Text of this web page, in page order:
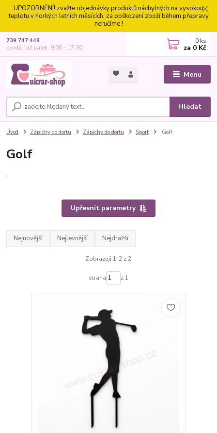
UPOZORNĚNÍ! zvažte objednávky produktů náchylných na vysokou
teplotu v horkých letních měsících, za poškození zboží během přepravy
neručíme !
Menu
Hledat
739 747 448
pondělí až pátek: 9:00 - 17:30
0 ks
za 0 Kč
Úvod Zápichy do dortu Zápichy do dortu Sport Golf
Golf
.
Upřesnit parametry
Nejnovější Nejlevnější Nejdražší
Zobrazuji 1-2 z 2
strana z 1